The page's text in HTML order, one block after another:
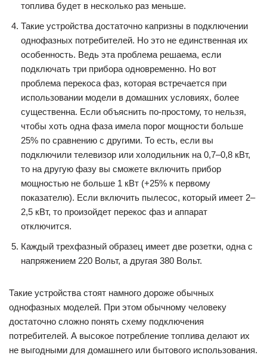
топлива будет в несколько раз меньше.
Такие устройства достаточно капризны в подключении
однофазных потребителей. Но это не единственная их
особенность. Ведь эта проблема решаема, если
подключать три прибора одновременно. Но вот
проблема перекоса фаз, которая встречается при
использовании модели в домашних условиях, более
существенна. Если объяснить по-простому, то нельзя,
чтобы хоть одна фаза имела порог мощности больше
25% по сравнению с другими. То есть, если вы
подключили телевизор или холодильник на 0,7–0,8 кВт,
то на другую фазу вы сможете включить прибор
мощностью не больше 1 кВт (+25% к первому
показателю). Если включить пылесос, который имеет 2–
2,5 кВт, то произойдет перекос фаз и аппарат
отключится.
Каждый трехфазный образец имеет две розетки, одна с
напряжением 220 Вольт, а другая 380 Вольт.
Такие устройства стоят намного дороже обычных
однофазных моделей. При этом обычному человеку
достаточно сложно понять схему подключения
потребителей. А высокое потребление топлива делают их
не выгодными для домашнего или бытового использования.